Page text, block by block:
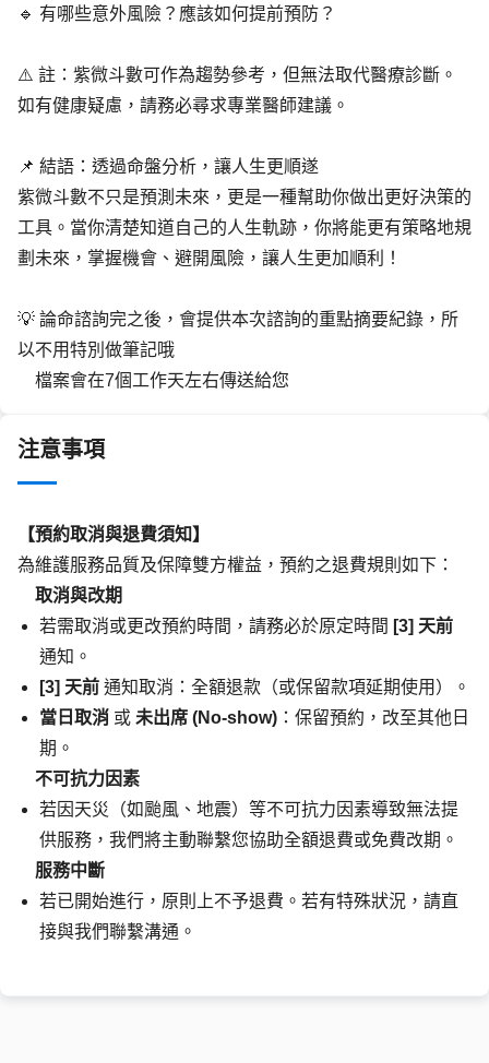
🔹 有哪些意外風險？應該如何提前預防？
⚠️ 註：紫微斗數可作為趨勢參考，但無法取代醫療診斷。
如有健康疑慮，請務必尋求專業醫師建議。
📌 結語：透過命盤分析，讓人生更順遂
紫微斗數不只是預測未來，更是一種幫助你做出更好決策的
工具。當你清楚知道自己的人生軌跡，你將能更有策略地規
劃未來，掌握機會、避開風險，讓人生更加順利！
💡 論命諮詢完之後，會提供本次諮詢的重點摘要紀錄，所
以不用特別做筆記哦
	檔案會在7個工作天左右傳送給您
注意事項
【預約取消與退費須知】
為維護服務品質及保障雙方權益，預約之退費規則如下：
取消與改期
若需取消或更改預約時間，請務必於原定時間 [3] 天前
通知。
[3] 天前 通知取消：全額退款（或保留款項延期使用）。
當日取消 或 未出席 (No-show)：保留預約，改至其他日
期。
不可抗力因素
若因天災（如颱風、地震）等不可抗力因素導致無法提
供服務，我們將主動聯繫您協助全額退費或免費改期。
服務中斷
若已開始進行，原則上不予退費。若有特殊狀況，請直
接與我們聯繫溝通。